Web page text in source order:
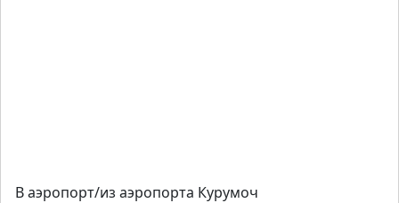
В аэропорт/из аэропорта Курумоч